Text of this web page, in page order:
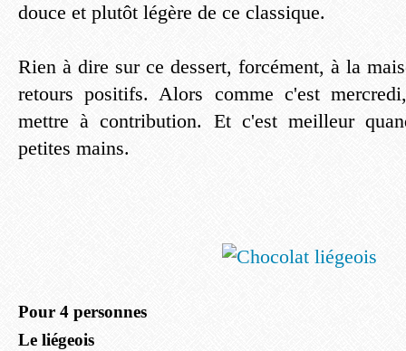
douce et plutôt légère de ce classique.
Rien à dire sur ce dessert, forcément, à la
retours positifs. Alors comme c'est
mettre à contribution. Et c'est meilleur
petites mains.
Pour 4 personnes
Le liégeois